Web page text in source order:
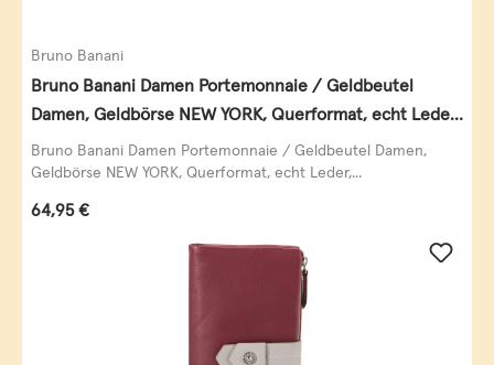
Bruno Banani
Bruno Banani Damen Portemonnaie / Geldbeutel
Damen, Geldbörse NEW YORK, Querformat, echt Leder,
schwarz
Bruno Banani Damen Portemonnaie / Geldbeutel Damen,
Geldbörse NEW YORK, Querformat, echt Leder,...
Regulärer Preis:
64,95 €